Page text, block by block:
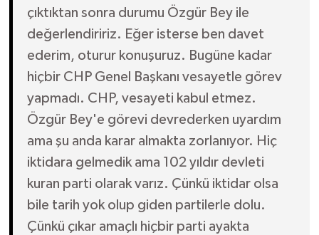
çıktıktan sonra durumu Özgür Bey ile
değerlendiririz. Eğer isterse ben davet
ederim, oturur konuşuruz. Bugüne kadar
hiçbir CHP Genel Başkanı vesayetle görev
yapmadı. CHP, vesayeti kabul etmez.
Özgür Bey'e görevi devrederken uyardım
ama şu anda karar almakta zorlanıyor. Hiç
iktidara gelmedik ama 102 yıldır devleti
kuran parti olarak varız. Çünkü iktidar olsa
bile tarih yok olup giden partilerle dolu.
Çünkü çıkar amaçlı hiçbir parti ayakta